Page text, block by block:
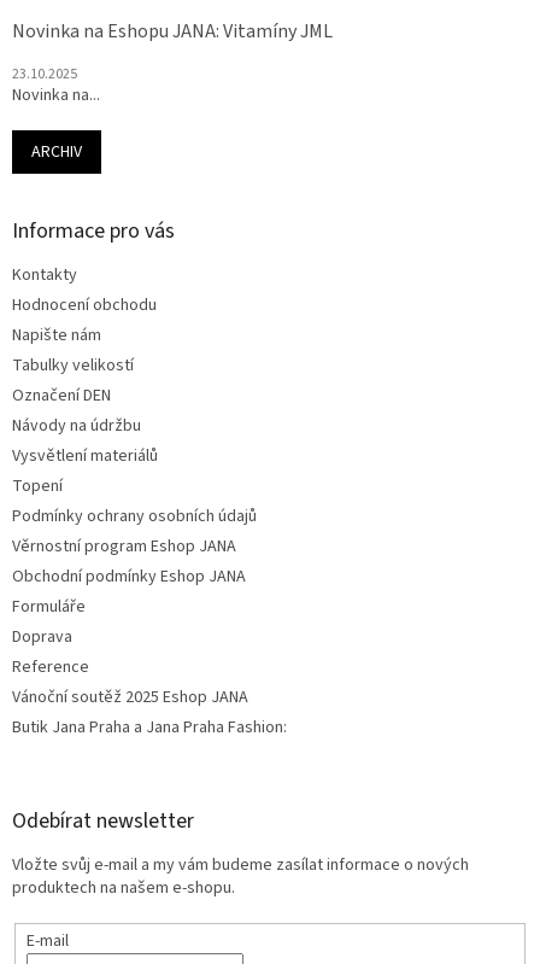
Novinka na Eshopu JANA: Vitamíny JML
23.10.2025
Novinka na...
ARCHIV
Informace pro vás
Kontakty
Hodnocení obchodu
Napište nám
Tabulky velikostí
Označení DEN
Návody na údržbu
Vysvětlení materiálů
Topení
Podmínky ochrany osobních údajů
Věrnostní program Eshop JANA
Obchodní podmínky Eshop JANA
Formuláře
Doprava
Reference
Vánoční soutěž 2025 Eshop JANA
Butik Jana Praha a Jana Praha Fashion:
Odebírat newsletter
Vložte svůj e-mail a my vám budeme zasílat informace o nových
produktech na našem e-shopu.
E-mail